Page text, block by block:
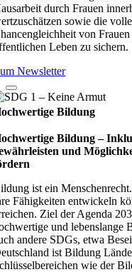
durch Frauen
sowie die
von
Leben zu sichern.
Newsletter
Bildung
Bildung –
und
ist ein
Fähigkeiten entwickeln
Ziel der Agenda
und lebenslange
andere SDGs, etwa
ist Bildung
wie der